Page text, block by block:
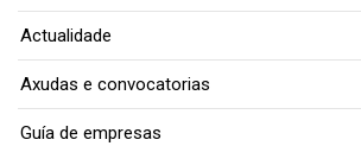
Actualidade
Axudas e convocatorias
Guía de empresas